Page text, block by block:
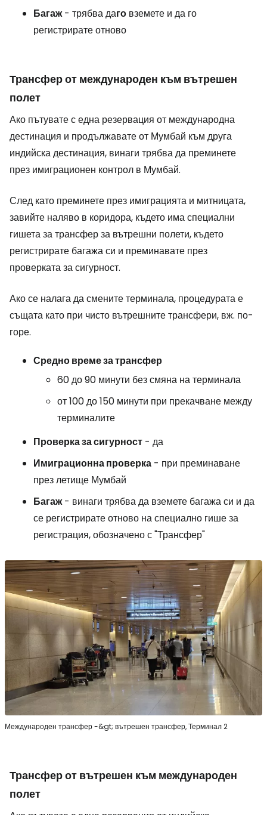
Багаж- трябва даго вземете и да го
регистрирате отново
Трансфер от международен към вътрешен
полет
Ако пътувате с една резервация от международна
дестинация и продължавате от Мумбай към друга
индийска дестинация, винаги трябва да преминете
през имиграционен контрол в Мумбай.
След като преминете през имиграцията и митницата,
завийте наляво в коридора, където има специални
гишета за трансфер за вътрешни полети, където
регистрирате багажа си и преминавате през
проверката за сигурност.
Ако се налага да смените терминала, процедурата е
същата като при чисто вътрешните трансфери, вж. по-
горе.
Средно време за трансфер
60 до 90 минути без смяна на терминала
от 100 до 150 минути при прекачване между
терминалите
Проверка за сигурност - да
Имиграционна проверка - при преминаване
през летище Мумбай
Багаж- винаги трябва да вземете багажа си и да
се регистрирате отново на специално гише за
регистрация, обозначено с "Трансфер"
Международен трансфер -&gt; вътрешен трансфер, Терминал 2
Трансфер от вътрешен към международен
полет